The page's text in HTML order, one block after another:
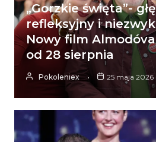
„Gorzkie święta”-
refleksyjny i
Nowy film
od 28 sierpnia
Pokoleniex 25 maja 2026